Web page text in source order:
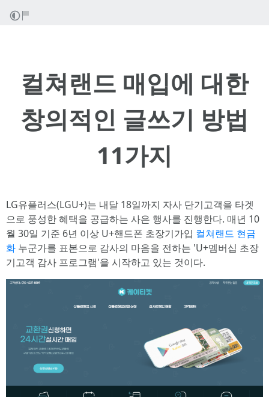
컬쳐랜드 매입에 대한
창의적인 글쓰기 방법
11가지
LG유플러스(LGU+)는 내달 18일까지 자사 단기고객을 타겟
으로 풍성한 혜택을 공급하는 사은 행사를 진행한다. 매년 10
월 30일 기준 6년 이상 U+핸드폰 초장기가입 컬쳐랜드 현금
화 누군가를 표본으로 감사의 마음을 전하는 'U+멤버십 초장
기고객 감사 프로그램'을 시작하고 있는 것이다.